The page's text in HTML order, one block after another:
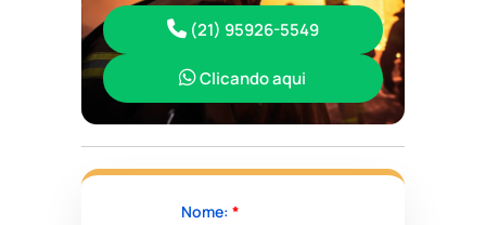
(21) 95926-5549
Clicando aqui
Nome: *